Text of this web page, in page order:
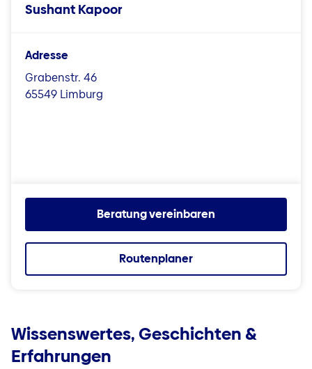
Sushant Kapoor
Adresse
Grabenstr. 46
65549 Limburg
Beratung vereinbaren
Routenplaner
Wissenswertes, Geschichten &
Erfahrungen